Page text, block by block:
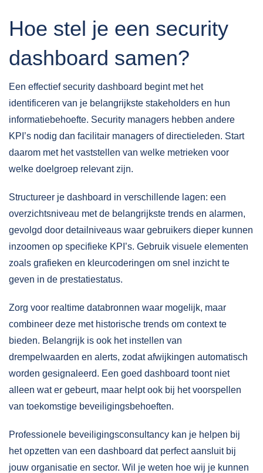
Hoe stel je een security
dashboard samen?
Een effectief security dashboard begint met het
identificeren van je belangrijkste stakeholders en hun
informatiebehoefte. Security managers hebben andere
KPI’s nodig dan facilitair managers of directieleden. Start
daarom met het vaststellen van welke metrieken voor
welke doelgroep relevant zijn.
Structureer je dashboard in verschillende lagen: een
overzichtsniveau met de belangrijkste trends en alarmen,
gevolgd door detailniveaus waar gebruikers dieper kunnen
inzoomen op specifieke KPI’s. Gebruik visuele elementen
zoals grafieken en kleurcoderingen om snel inzicht te
geven in de prestatiestatus.
Zorg voor realtime databronnen waar mogelijk, maar
combineer deze met historische trends om context te
bieden. Belangrijk is ook het instellen van
drempelwaarden en alerts, zodat afwijkingen automatisch
worden gesignaleerd. Een goed dashboard toont niet
alleen wat er gebeurt, maar helpt ook bij het voorspellen
van toekomstige beveiligingsbehoeften.
Professionele beveiligingsconsultancy kan je helpen bij
het opzetten van een dashboard dat perfect aansluit bij
jouw organisatie en sector. Wil je weten hoe wij je kunnen